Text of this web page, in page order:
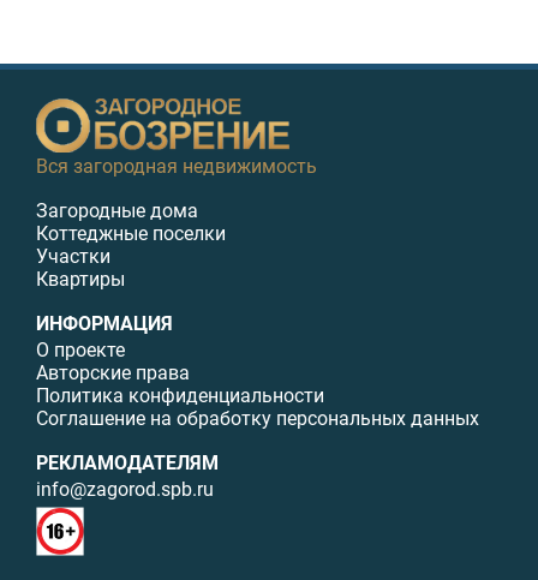
Вся загородная недвижимость
Загородные дома
Коттеджные поселки
Участки
Квартиры
ИНФОРМАЦИЯ
О проекте
Авторские права
Политика конфиденциальности
Соглашение на обработку персональных данных
РЕКЛАМОДАТЕЛЯМ
info@zagorod.spb.ru